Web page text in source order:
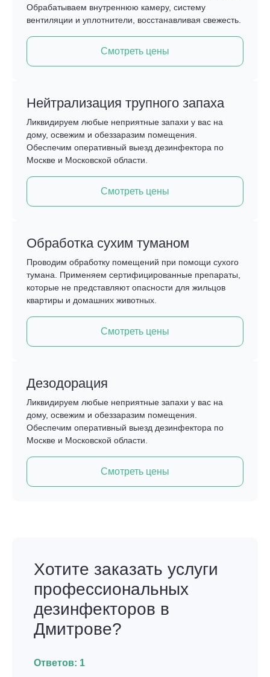
Обрабатываем внутреннюю камеру, систему
вентиляции и уплотнители, восстанавливая свежесть.
Смотреть цены
Нейтрализация трупного запаха
Ликвидируем любые неприятные запахи у вас на
дому, освежим и обеззаразим помещения.
Обеспечим оперативный выезд дезинфектора по
Москве и Московской области.
Смотреть цены
Обработка сухим туманом
Проводим обработку помещений при помощи сухого
тумана. Применяем сертифицированные препараты,
которые не представляют опасности для жильцов
квартиры и домашних животных.
Смотреть цены
Дезодорация
Ликвидируем любые неприятные запахи у вас на
дому, освежим и обеззаразим помещения.
Обеспечим оперативный выезд дезинфектора по
Москве и Московской области.
Смотреть цены
Хотите заказать услуги
профессиональных
дезинфекторов в
Дмитрове?
Ответов: 1